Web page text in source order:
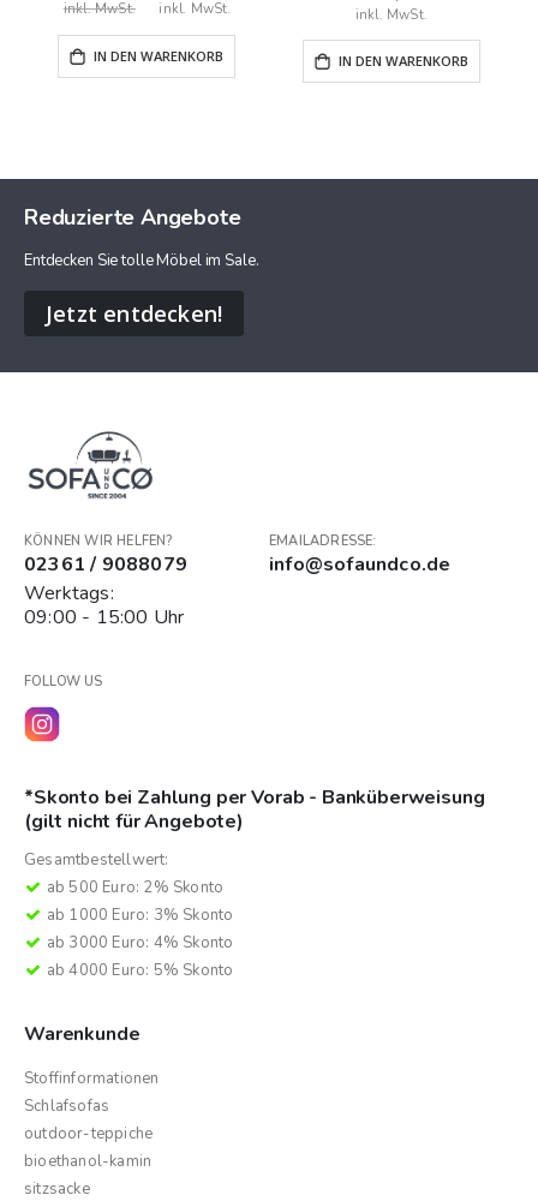
IN DEN WARENKORB IN DEN WARENKORB
Reduzierte Angebote
Entdecken Sie tolle Möbel im Sale.
Jetzt entdecken!
KÖNNEN WIR HELFEN?
02361 / 9088079
Werktags:
09:00 - 15:00 Uhr
EMAILADRESSE:
info@sofaundco.de
FOLLOW US
*Skonto bei Zahlung per Vorab - Banküberweisung
(gilt nicht für Angebote)
Gesamtbestellwert:
ab 500 Euro: 2% Skonto
ab 1000 Euro: 3% Skonto
ab 3000 Euro: 4% Skonto
ab 4000 Euro: 5% Skonto
Warenkunde
Stoffinformationen
Schlafsofas
outdoor-teppiche
bioethanol-kamin
sitzsacke